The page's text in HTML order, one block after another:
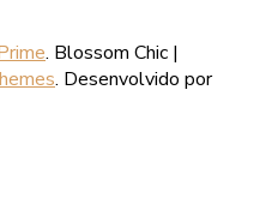
. Blossom Chic |
. Desenvolvido por